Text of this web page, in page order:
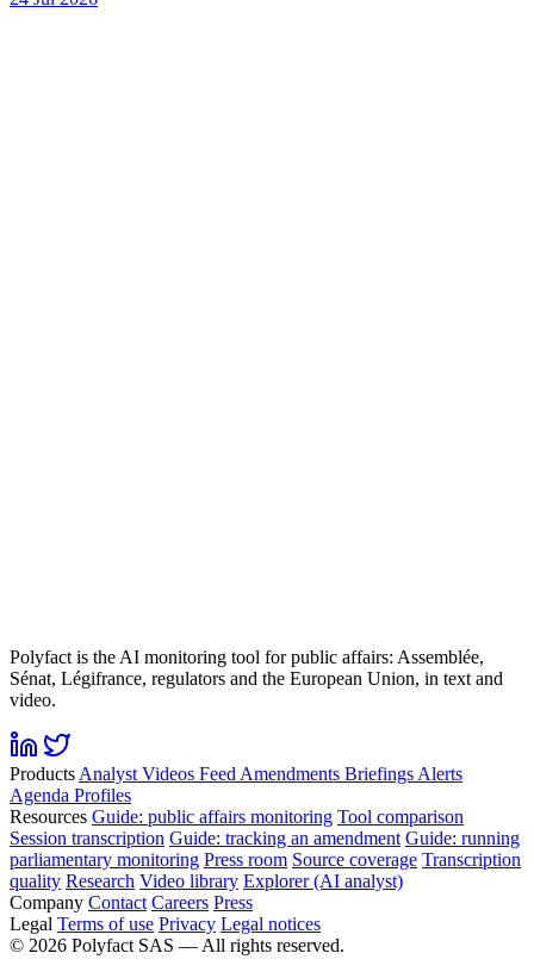
Polyfact is the AI monitoring tool for public affairs: Assemblée,
Sénat, Légifrance, regulators and the European Union, in text and
video.
Products Analyst Videos Feed Amendments Briefings Alerts
Agenda Profiles
Resources Guide: public affairs monitoring Tool comparison
Session transcription Guide: tracking an amendment Guide: running
parliamentary monitoring Press room Source coverage Transcription
quality Research Video library Explorer (AI analyst)
Company Contact Careers Press
Legal Terms of use Privacy Legal notices
© 2026 Polyfact SAS — All rights reserved.